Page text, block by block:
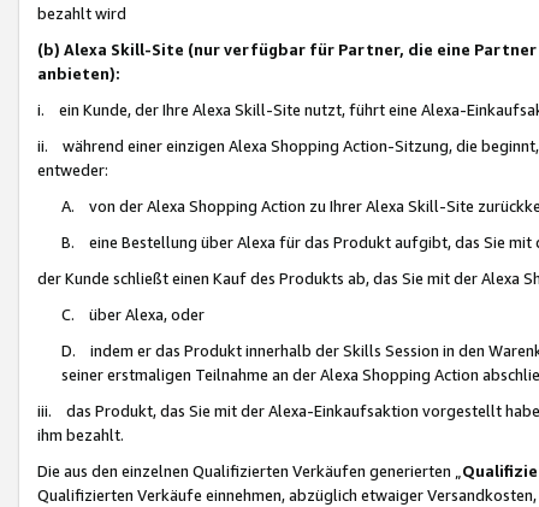
bezahlt wird
(b) Alexa Skill-Site (nur verfügbar für Partner, die eine
anbieten):
i. ein Kunde, der Ihre Alexa Skill-Site nutzt, führt eine Alexa-
ii. während einer einzigen Alexa Shopping Action-Sitzung, die
entweder:
A. von der Alexa Shopping Action zu Ihrer Alexa Skill-Site
B. eine Bestellung über Alexa für das Produkt aufgibt, das Sie mit
der Kunde schließt einen Kauf des Produkts ab, das Sie mit der Alexa
C. über Alexa, oder
D. indem er das Produkt innerhalb der Skills Session in den
seiner erstmaligen Teilnahme an der Alexa Shopping Action
iii. das Produkt, das Sie mit der Alexa-Einkaufsaktion vorgestellt
ihm bezahlt.
Die aus den einzelnen Qualifizierten Verkäufen generierten „
Qualifizierten Verkäufe einnehmen, abzüglich etwaiger